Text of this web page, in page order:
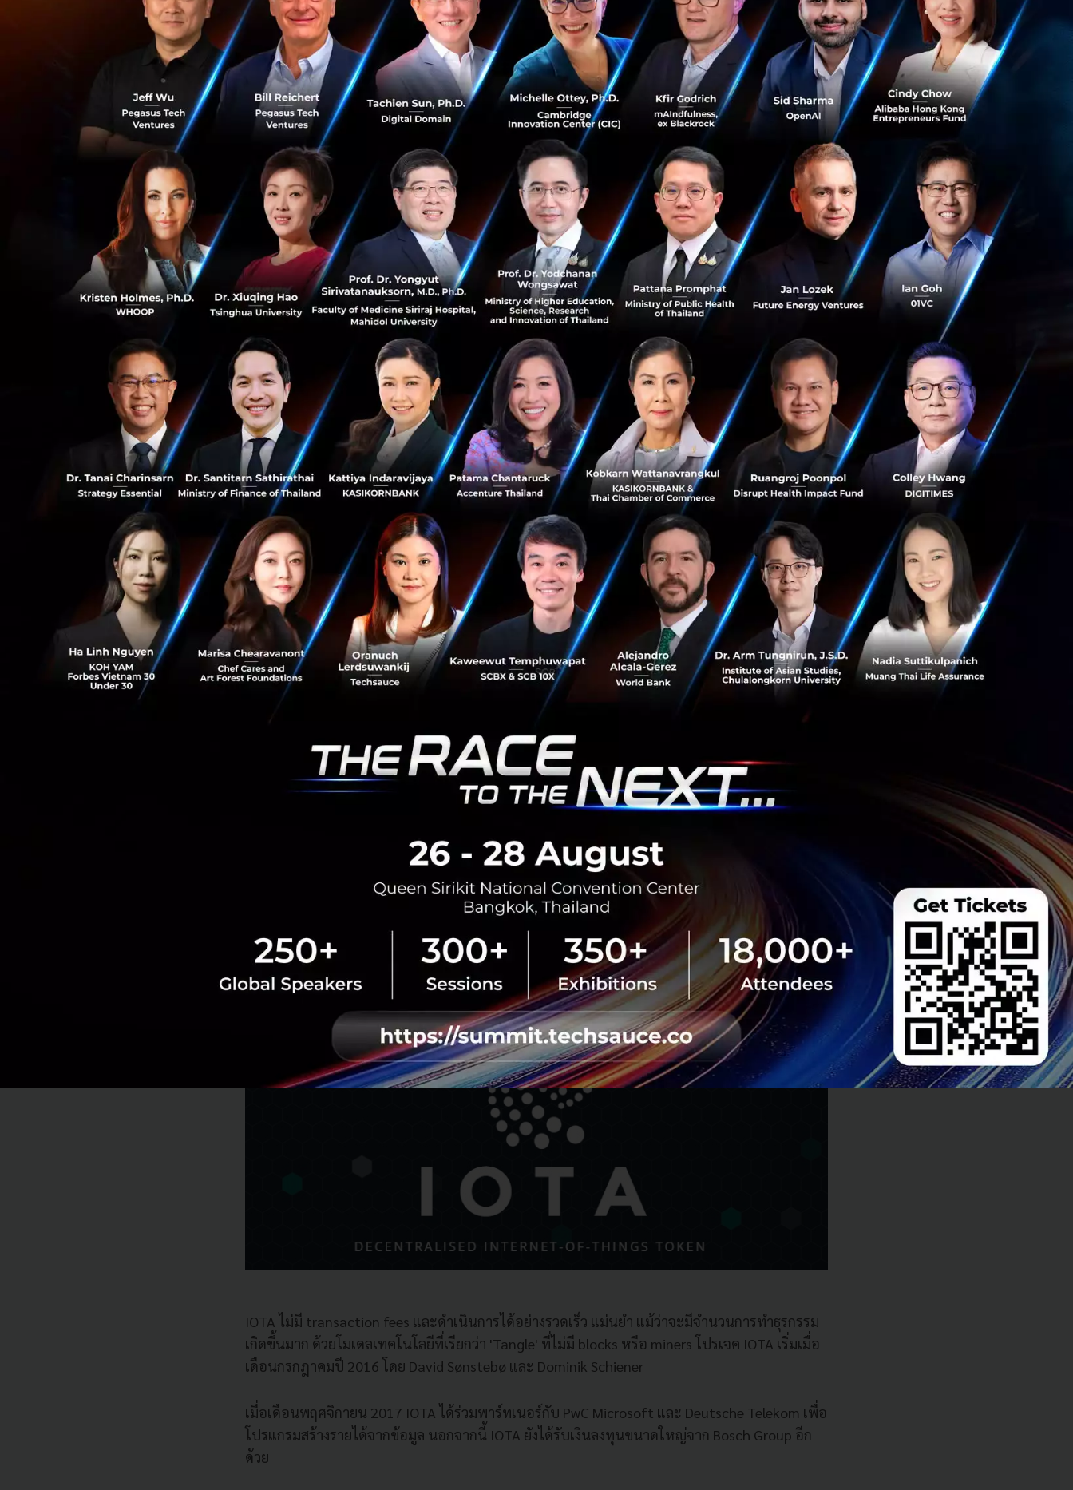
0
5
Ethereum
มูลค่าตามราคาตลาด : 73พันล้านดอลลาร์
Ethereum เป็นแพลตฟอร์มกระจายศูนย์ที่ทำงานบน smart contracts ช่วยให้เกิดการดำเนินการโดย
อัตโนมัติโดยไม่ต้องใช้คนเลย
โดยมี Vitalik Buterin ผู้ชนะจากงาน World Technology Award 2014 และ Jeffrey Wilcke อดีตรอง
ประธานกรรมการบริษัท Amazon ร่วมพัฒนา Ethereum ขึ้นมาเมื่อเดือนกรกฎาคมปี 2015
Vitalik Buterin
3 ใน 4 ของโปรเจคในปี 2017 ต่างดำเนินการบนแพลตฟอร์มของ Ethereum ทำให้ Ethereum กลาย
เป็น ICO ที่เป็นที่นิยมที่สุดในตลอดปีที่ผ่านมา กว่า 13 ล้านคนทั่วโลกใช้บริการของ Ethereum และ
Bloomberg ได้จัด Vitalik Buterin ให้เป็นหนึ่งใน 50 บุคคลทรงอิทธิพลแห่งปีอีกด้วย
ประมาณ 15พันล้านดอลลาร์
IOTA ไม่มี transaction fees และดำเนินการได้อย่างรวดเร็ว แม่นยำ แม้ว่าจะมีจำนวนการทำธุรกรรม
เกิดขึ้นมาก ด้วยโมเดลเทคโนโลยีที่เรียกว่า 'Tangle' ที่ไม่มี blocks หรือ miners โปรเจค IOTA เริ่มเมื่อ
เดือนกรกฎาคมปี 2016 โดย David Sønstebø และ Dominik Schiener
เมื่อเดือนพฤศจิกายน 2017 IOTA ได้ร่วมพาร์ทเนอร์กับ PwC Microsoft และ Deutsche Telekom เพื่อ
โปรแกรมสร้างรายได้จากข้อมูล นอกจากนี้ IOTA ยังได้รับเงินลงทุนขนาดใหญ่จาก Bosch Group อีก
ด้วย